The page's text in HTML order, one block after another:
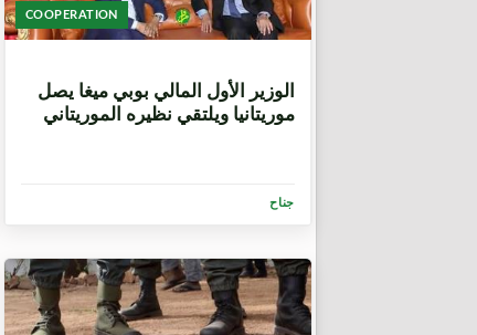
COOPERATION
الوزير الأول المالي بوبي ميغا يصل
موريتانيا ويلتقي نظيره الموريتاني
جناح